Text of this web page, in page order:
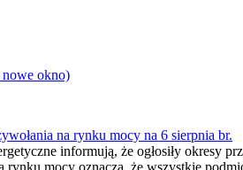
okno)
na rynku mocy na 6 sierpnia br.
informują, że ogłosiły okresy
rynku mocy oznacza, że wszystkie